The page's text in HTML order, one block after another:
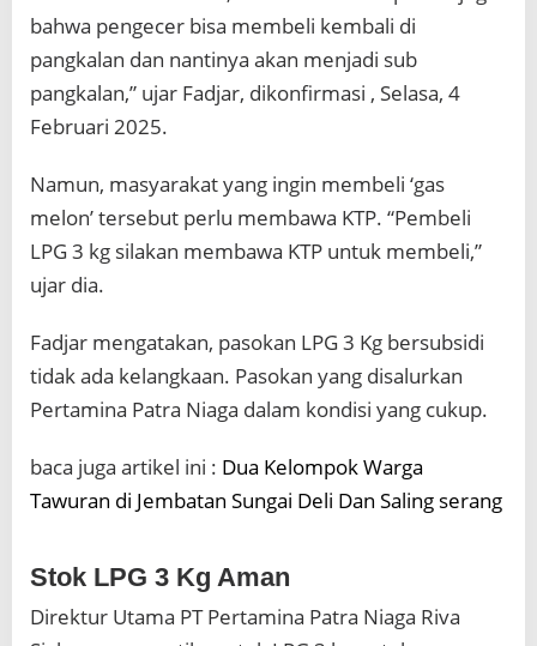
bahwa pengecer bisa membeli kembali di
pangkalan dan nantinya akan menjadi sub
pangkalan,” ujar Fadjar, dikonfirmasi , Selasa, 4
Februari 2025.
Namun, masyarakat yang ingin membeli ‘gas
melon’ tersebut perlu membawa KTP. “Pembeli
LPG 3 kg silakan membawa KTP untuk membeli,”
ujar dia.
Fadjar mengatakan, pasokan LPG 3 Kg bersubsidi
tidak ada kelangkaan. Pasokan yang disalurkan
Pertamina Patra Niaga dalam kondisi yang cukup.
baca juga artikel ini : Dua Kelompok Warga
Tawuran di Jembatan Sungai Deli Dan Saling serang
Stok LPG 3 Kg Aman
Direktur Utama PT Pertamina Patra Niaga Riva